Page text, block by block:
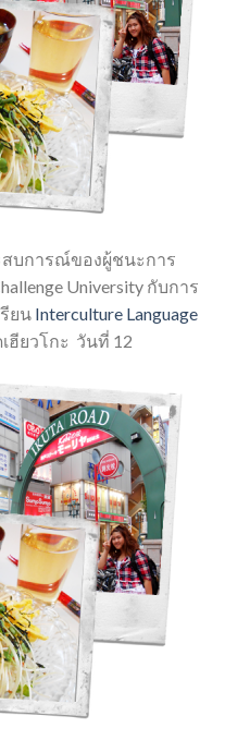
บการณ์ของผู้ชนะการ
University กับการ
ยน Interculture Language
ฮียวโกะ วันที่ 12